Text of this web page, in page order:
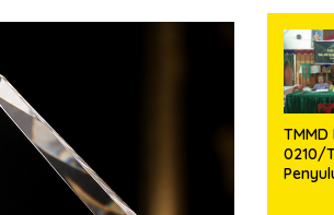
TMMD
0210/